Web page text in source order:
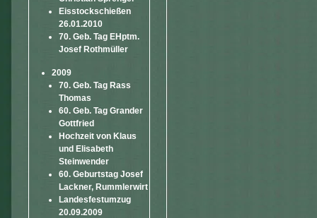
Eisstockschießen
26.01.2010
70. Geb. Tag EHptm.
Josef Rothmüller
2009
70. Geb. Tag Rass
Thomas
60. Geb. Tag Grander
Gottfried
Hochzeit von Klaus
und Elisabeth
Steinwender
60. Geburtstag Josef
Lackner, Rummlerwirt
Landesfestumzug
20.09.2009